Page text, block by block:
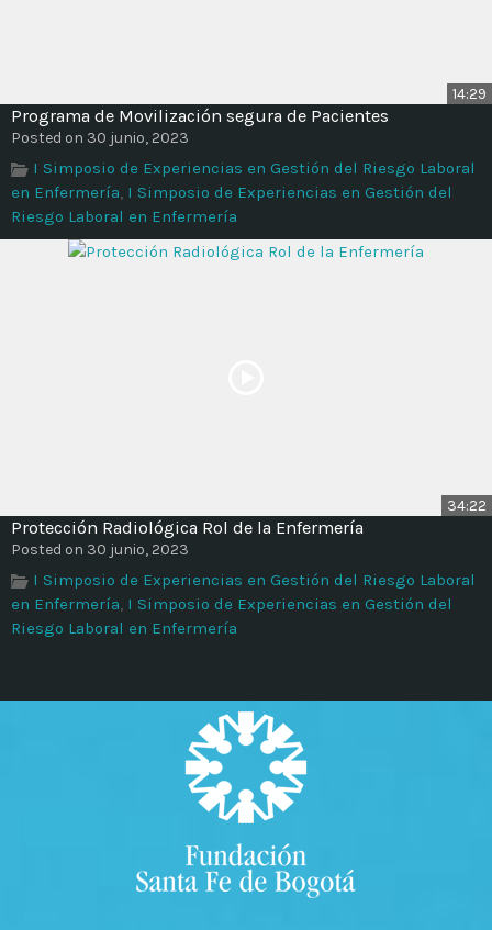
14:29
Programa de Movilización segura de Pacientes
Posted on 30 junio, 2023
I Simposio de Experiencias en Gestión del Riesgo Laboral
en Enfermería, I Simposio de Experiencias en Gestión del
Riesgo Laboral en Enfermería
34:22
Protección Radiológica Rol de la Enfermería
Posted on 30 junio, 2023
I Simposio de Experiencias en Gestión del Riesgo Laboral
en Enfermería, I Simposio de Experiencias en Gestión del
Riesgo Laboral en Enfermería